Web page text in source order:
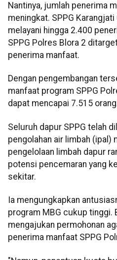
Nantinya, jumlah penerima
meningkat. SPPG
melayani hingga 2.400
SPPG Polres Blora 2
penerima manfaat.
Dengan pengembangan
manfaat program SPPG
dapat mencapai 7.515
Seluruh dapur SPPG telah
pengolahan air limbah (ipal)
pengelolaan limbah dapur
potensi pencemaran yang
sekitar.
Ia mengungkapkan
program MBG cukup tinggi.
mengajukan permohonan
penerima manfaat SPPG